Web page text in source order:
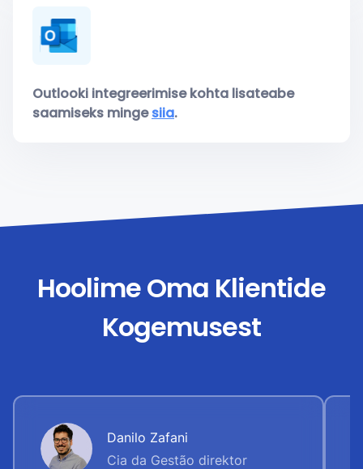
Outlooki integreerimise kohta lisateabe
saamiseks mingesiia.
Hoolime Oma Klientide
Kogemusest
Danilo Zafani
Cia da Gestão direktor